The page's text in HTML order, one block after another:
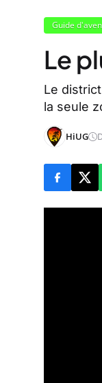
Guide
Le
Le
la seule
HiUG